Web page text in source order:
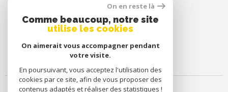
On en reste là
Comme beaucoup, notre site
utilise les cookies
On aimerait vous accompagner pendant
votre visite.
En poursuivant, vous acceptez l'utilisation des
cookies par ce site, afin de vous proposer des
contenus adaptés et réaliser des statistiques !